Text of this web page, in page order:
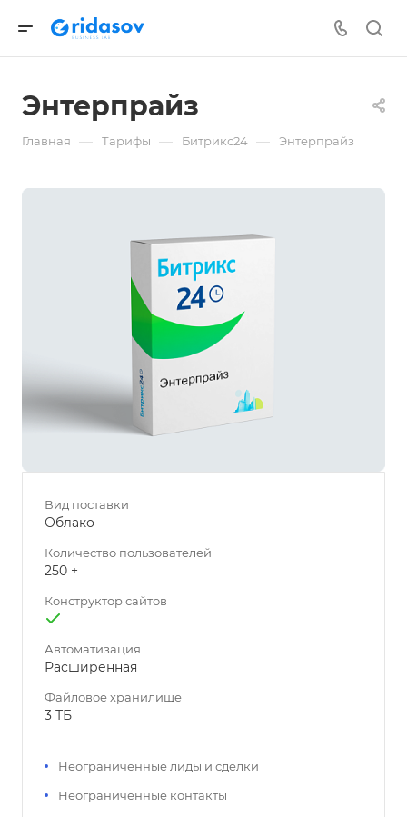
Энтерпрайз
Главная — Тарифы — Битрикс24 — Энтерпрайз
Вид поставки
Облако
Количество пользователей
250 +
Конструктор сайтов
Автоматизация
Расширенная
Файловое хранилище
3 ТБ
Неограниченные лиды и сделки
Неограниченные контакты